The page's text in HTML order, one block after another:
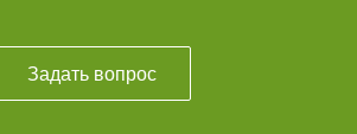
Задать вопрос